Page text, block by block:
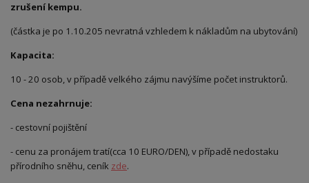
zrušení kempu.
(částka je po 1.10.205 nevratná vzhledem k nákladům na ubytování)
Kapacita:
10 - 20 osob, v případě velkého zájmu navýšíme počet instruktorů.
Cena nezahrnuje:
- cestovní pojištění
- cenu za pronájem tratí(cca 10 EURO/DEN), v případě nedostaku
přírodního sněhu, ceník zde.